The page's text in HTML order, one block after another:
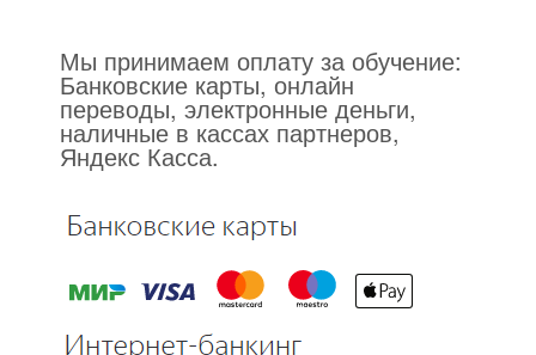
Мы принимаем оплату за обучение:
Банковские карты, онлайн
переводы, электронные деньги,
наличные в кассах партнеров,
Яндекс Касса.